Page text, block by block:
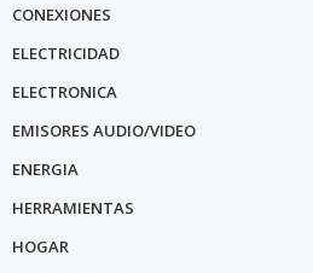
CONEXIONES
ELECTRICIDAD
ELECTRONICA
EMISORES AUDIO/VIDEO
ENERGIA
HERRAMIENTAS
HOGAR